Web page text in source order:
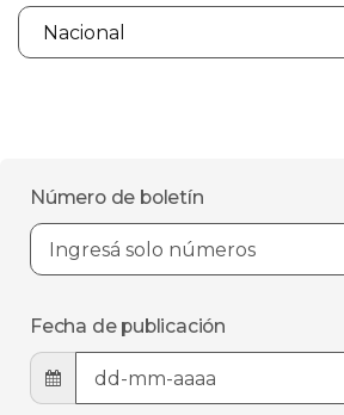
Número de boletín
Fecha de publicación